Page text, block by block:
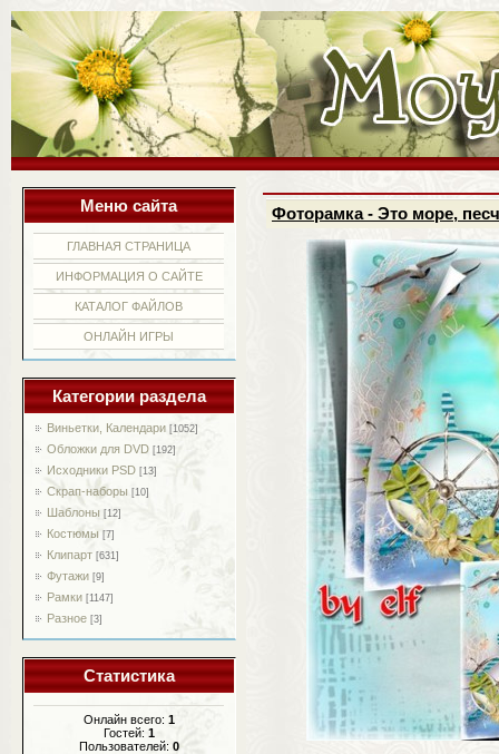
Меню сайта
ГЛАВНАЯ СТРАНИЦА
ИНФОРМАЦИЯ О САЙТЕ
КАТАЛОГ ФАЙЛОВ
ОНЛАЙН ИГРЫ
Категории раздела
Виньетки, Календари [1052]
Обложки для DVD [192]
Исходники PSD [13]
Скрап-наборы [10]
Шаблоны [12]
Костюмы [7]
Клипарт [631]
Футажи [9]
Рамки [1147]
Разное [3]
Статистика
Онлайн всего: 1
Гостей: 1
Пользователей: 0
Фоторамка - Это море,